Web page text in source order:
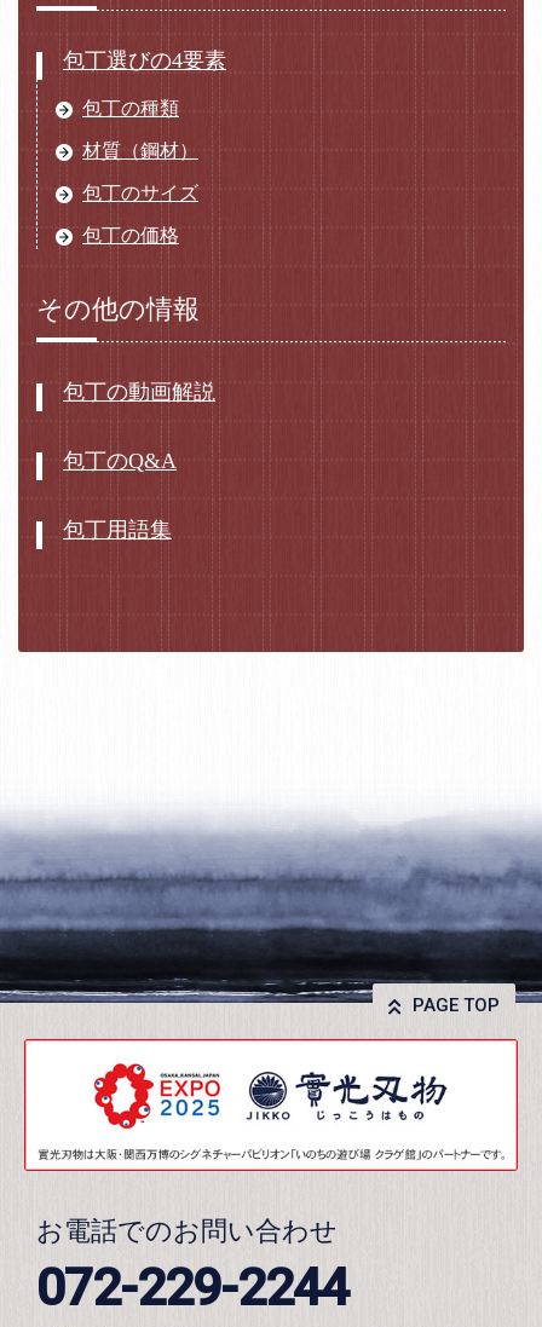
包丁選びの4要素
包丁の種類
材質（鋼材）
包丁のサイズ
包丁の価格
その他の情報
包丁の動画解説
包丁のQ&A
包丁用語集
PAGE TOP
お電話でのお問い合わせ
072-229-2244